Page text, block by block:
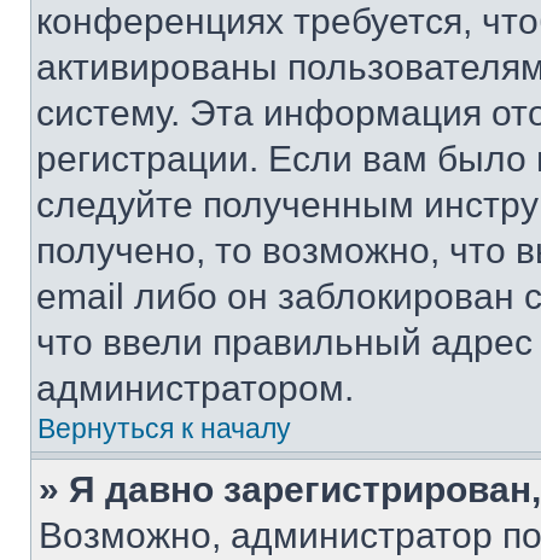
конференциях требуется,
активированы
систему. Эта информация
регистрации. Если вам
следуйте полученным
получено, то возможно, что
email либо он
что ввели правильный адрес
администратором.
Вернуться к началу
» Я давно
Возможно, администратор